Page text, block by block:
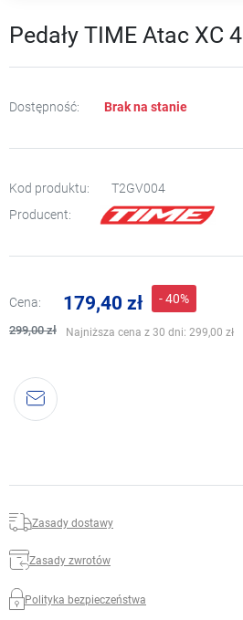
Pedały TIME Atac XC 4
Dostępność: Brak na stanie
Kod produktu:
T2GV004
Producent:
Cena: 179,40 zł
299,00 zł Najniższa cena z 30 dni: 299,00 zł
- 40%
Zasady dostawy
Zasady zwrotów
Polityka bezpieczeństwa